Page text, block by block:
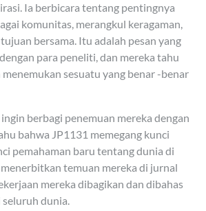
Ia berbicara tentang pentingnya
komunitas, merangkul keragaman,
bersama. Itu adalah pesan yang
para peneliti, dan mereka tahu
sesuatu yang benar -benar
berbagi penemuan mereka dengan
bahwa JP1131 memegang kunci
pemahaman baru tentang dunia di
temuan mereka di jurnal
mereka dibagikan dan dibahas
dunia.